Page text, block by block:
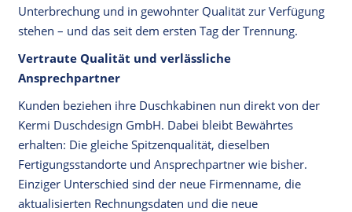
Unterbrechung und in gewohnter Qualität zur Verfügung
stehen – und das seit dem ersten Tag der Trennung.
Vertraute Qualität und verlässliche
Ansprechpartner
Kunden beziehen ihre Duschkabinen nun direkt von der
Kermi Duschdesign GmbH. Dabei bleibt Bewährtes
erhalten: Die gleiche Spitzenqualität, dieselben
Fertigungsstandorte und Ansprechpartner wie bisher.
Einziger Unterschied sind der neue Firmenname, die
aktualisierten Rechnungsdaten und die neue